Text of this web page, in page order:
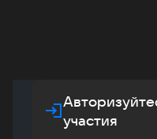
участия